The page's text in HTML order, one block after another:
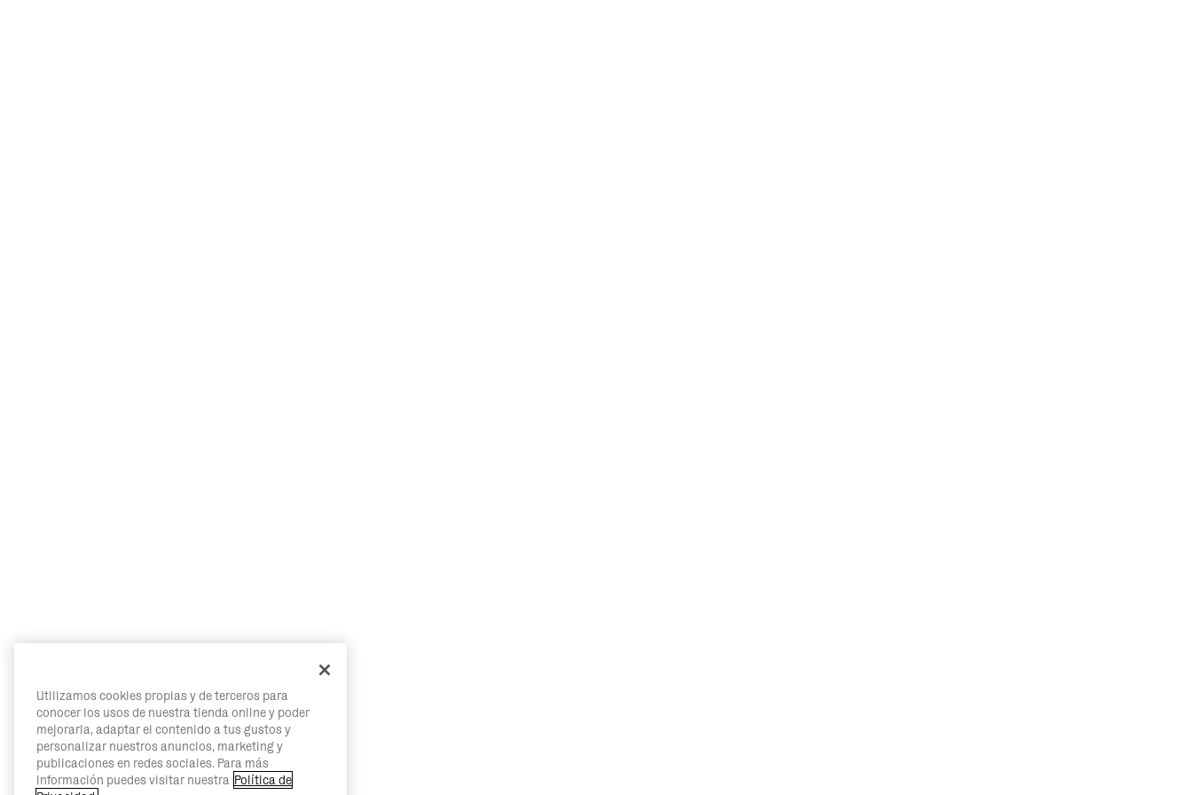
Utilizamos cookies propias y de terceros para
conocer los usos de nuestra tienda online y poder
mejorarla, adaptar el contenido a tus gustos y
personalizar nuestros anuncios, marketing y
publicaciones en redes sociales. Para más
información puedes visitar nuestra Política de